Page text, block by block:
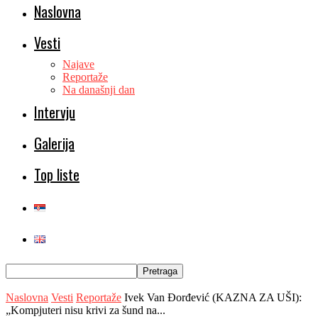
Naslovna
Vesti
Najave
Reportaže
Na današnji dan
Intervju
Galerija
Top liste
Naslovna Vesti Reportaže Ivek Van Đorđević (KAZNA ZA UŠI):
„Kompjuteri nisu krivi za šund na...